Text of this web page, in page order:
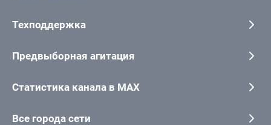
Техподдержка
Предвыборная агитация
Статистика канала в MAX
Все города сети